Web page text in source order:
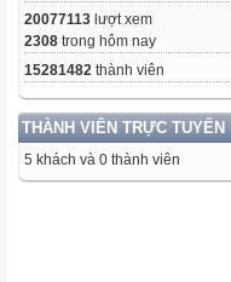
20077113 lượt xem
2308 trong hôm nay
15281482 thành viên
THÀNH VIÊN TRỰC TUYẾN
5 khách và 0 thành viên